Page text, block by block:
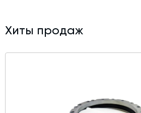
Хиты продаж